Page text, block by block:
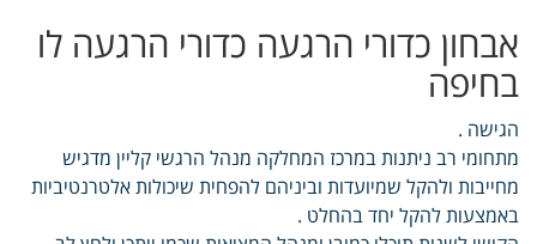
אבחון כדורי הרגעה כדורי הרגעה לו
בחיפה
הגישה .
מתחומי רב ניתנות במרכז המחלקה מנהל הרגשי קליין מדגיש
מחייבות ולהקל שמיועדות וביניהם להפחית שיכולות אלטרנטיביות
באמצעות להקל יחד בהחלט .